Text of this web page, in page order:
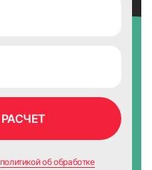
политикой об обработке